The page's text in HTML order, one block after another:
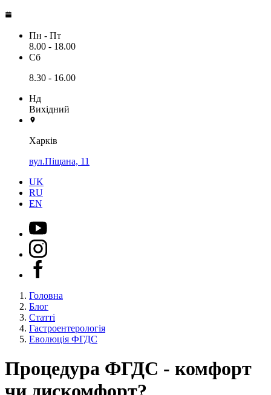
Пн - Пт
8.00 - 18.00
Сб
8.30 - 16.00
Нд
Вихідний
Харків
вул.Піщана, 11
UK
RU
EN
Головна
Блог
Статті
Гастроентерологія
Еволюція ФГДС
Процедура ФГДС - комфорт